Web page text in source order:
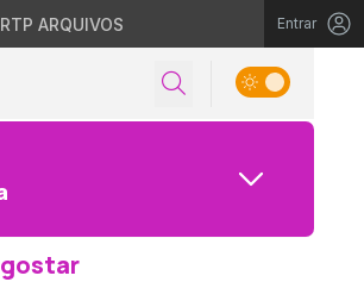
RTP ARQUIVOS Entrar